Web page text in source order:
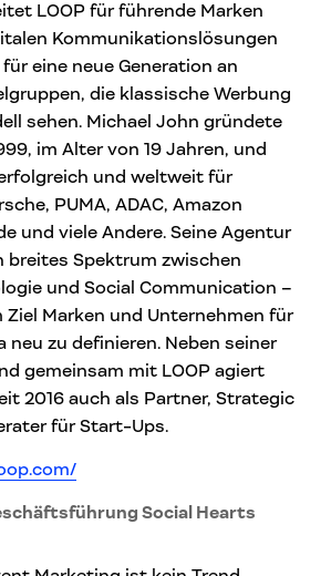
LOOP für führende Marken
Kommunikationslösungen
eine neue Generation an
die klassische Werbung
sehen. Michael John gründete
im Alter von 19 Jahren, und
und weltweit für
PUMA, ADAC, Amazon
und viele Andere. Seine Agentur
breites Spektrum zwischen
und Social Communication –
Ziel Marken und Unternehmen für
neu zu definieren. Neben seiner
gemeinsam mit LOOP agiert
2016 auch als Partner, Strategic
für Start-Ups.
Social Hearts